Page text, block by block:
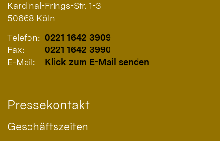
Kardinal-Frings-Str. 1-3
50668 Köln
Telefon: 0221 1642 3909
Fax:
0221 1642 3990
E-Mail:
Klick zum E-Mail senden
Pressekontakt
Geschäftszeiten